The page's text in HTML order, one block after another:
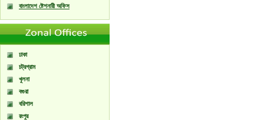
বাংলাদেশ ষ্টেশনারী অফিস
ঢাকা
চট্রগ্রাম
খুলনা
বগুরা
বরিশাল
রংপুর